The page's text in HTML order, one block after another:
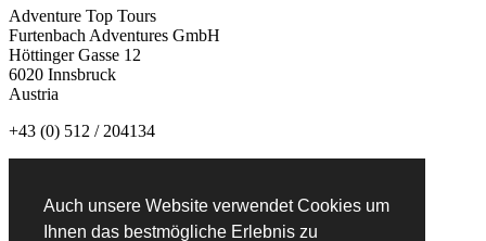
Auch unsere Website verwendet Cookies um
Ihnen das bestmögliche Erlebnis zu
Adventure Top Tours
Furtenbach Adventures GmbH
Höttinger Gasse 12
6020 Innsbruck
Austria
+43 (0) 512 / 204134
Newsletteranmeldung: